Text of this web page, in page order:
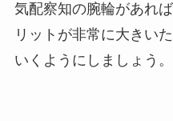
気配察知の腕輪があれ
リットが非常に大きい
いくようにしましょう。